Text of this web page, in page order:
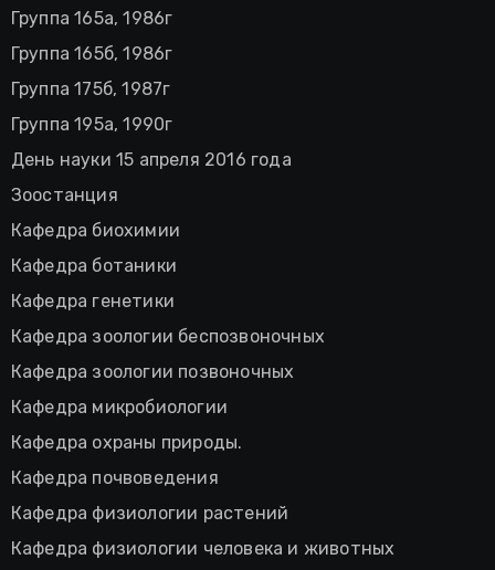
Группа 165а, 1986г
Группа 165б, 1986г
Группа 175б, 1987г
Группа 195а, 1990г
День науки 15 апреля 2016 года
Зоостанция
Кафедра биохимии
Кафедра ботаники
Кафедра генетики
Кафедра зоологии беспозвоночных
Кафедра зоологии позвоночных
Кафедра микробиологии
Кафедра охраны природы.
Кафедра почвоведения
Кафедра физиологии растений
Кафедра физиологии человека и животных